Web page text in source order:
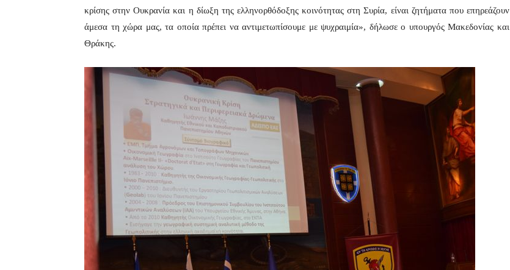
κρίσης στην Ουκρανία και η δίωξη της ελληνορθόδοξης κοινότητας στη Συρία, είναι ζητήματα που επηρεάζουν
άμεσα τη χώρα μας, τα οποία πρέπει να αντιμετωπίσουμε με ψυχραιμία», δήλωσε ο υπουργός Μακεδονίας και
Θράκης.